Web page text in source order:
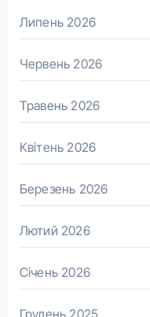
Липень 2026
Червень 2026
Травень 2026
Квітень 2026
Березень 2026
Лютий 2026
Січень 2026
Грудень 2025